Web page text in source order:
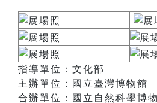
指導單位：文化部
主辦單位：國立臺灣博物館
合辦單位：國立自然科學博